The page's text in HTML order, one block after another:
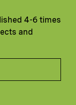
4-6 times
and